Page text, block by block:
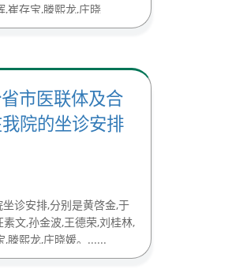
,崔存宝,滕熙龙,庄晓
市医联体及合
院的坐诊安排
诊安排,分别是黄啓金,于
文,孙金波,王德荣,刘桂林,
,滕熙龙,庄晓媛。......